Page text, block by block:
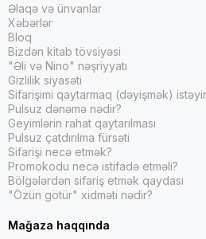
Əlaqə və ünvanlar
Xəbərlər
Bloq
Bizdən kitab tövsiyəsi
"Əli və Nino" nəşriyyatı
Gizlilik siyasəti
Sifarişimi qaytarmaq (dəyişmək)
Pulsuz dənəmə nədir?
Geyimlərin rahat qaytarılması
Pulsuz çatdırılma fürsəti
Sifarişi necə etmək?
Promokodu necə istifadə etməli?
Bölgələrdən sifariş etmək qaydası
"Özün götür" xidməti nədir?
Mağaza haqqında